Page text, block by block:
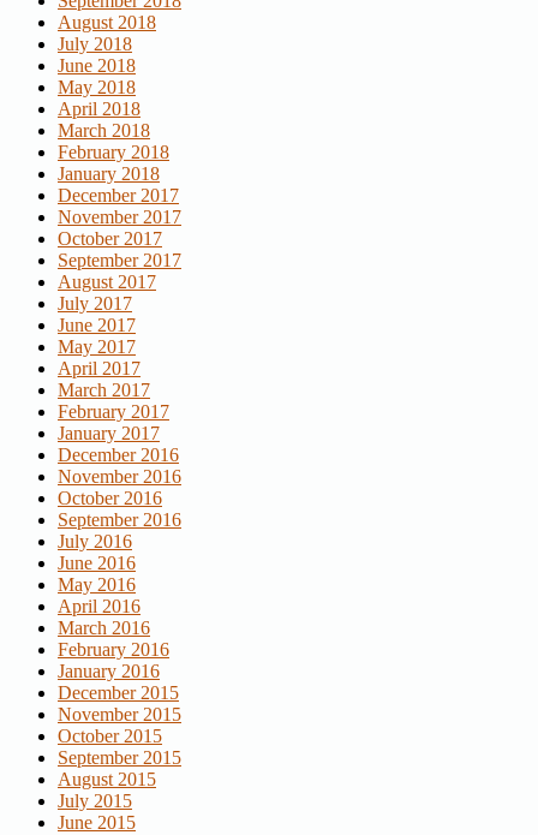
August 2018
July 2018
June 2018
May 2018
April 2018
March 2018
February 2018
January 2018
December 2017
November 2017
October 2017
September 2017
August 2017
July 2017
June 2017
May 2017
April 2017
March 2017
February 2017
January 2017
December 2016
November 2016
October 2016
September 2016
July 2016
June 2016
May 2016
April 2016
March 2016
February 2016
January 2016
December 2015
November 2015
October 2015
September 2015
August 2015
July 2015
June 2015